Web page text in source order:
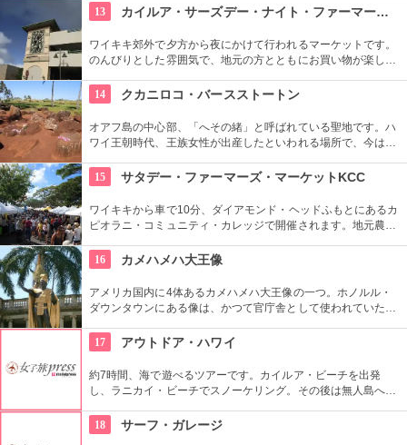
やフラなどの“授業”もあります。“卒業”時の達成感は一緒の思い
出になりそうですね。
13 カイルア・サーズデー・ナイト・ファーマーズ・マーケット
ワイキキ郊外で夕方から夜にかけて行われるマーケットです。
のんびりとした雰囲気で、地元の方とともにお買い物が楽しめ
ワイ産のおいしいグルメが勢ぞろい。ちょうど、早めのディナ
ーに利用できそうですね。
14 クカニロコ・バースストートン
オアフ島の中心部、「へその緒」と呼ばれている聖地です。ハ
ワイ王朝時代、王族女性が出産したといわれる場所で、今は子
くさんのエネルギーを浴びて帰ってくださいね。
15 サタデー・ファーマーズ・マーケットKCC
ワイキキから車で10分、ダイアモンド・ヘッドふもとにあるカ
ピオラニ・コミュニティ・カレッジで開催されます。地元農家
食べたくなっちゃいそう。ロコも観光客も多く集まる人気の朝
市なので、売り切れが発生するかも。なるべく早い時間に行っ
てみよう。
16 カメハメハ大王像
アメリカ国内に4体あるカメハメハ大王像の一つ。ホノルル・
ダウンタウンにある像は、かつて官庁舎として使われていた建
がモデルではなく、イケメンだった友人がモデルになったそ
う。
17 アウトドア・ハワイ
約7時間、海で遊べるツアーです。カイルア・ビーチを出発
し、ラニカイ・ビーチでスノーケリング。その後は無人島へゴ
きます。日本語スタッフもいますし、送迎やランチもついてい
ます。
18 サーフ・ガレージ